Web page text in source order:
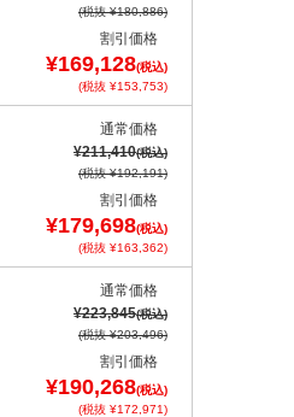
(税抜 ¥180,886)
割引価格
¥169,128(税込)
(税抜 ¥153,753)
通常価格
¥211,410(税込)
(税抜 ¥192,191)
割引価格
¥179,698(税込)
(税抜 ¥163,362)
通常価格
¥223,845(税込)
(税抜 ¥203,496)
割引価格
¥190,268(税込)
(税抜 ¥172,971)